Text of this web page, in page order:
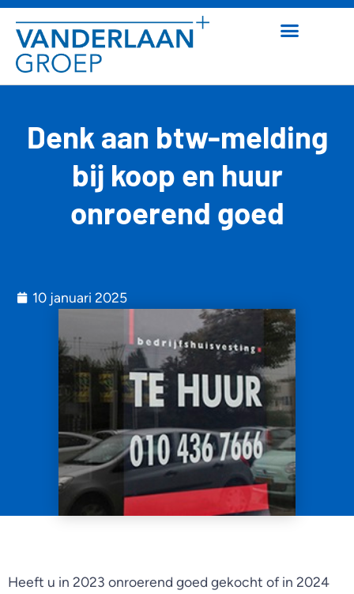
Denk aan btw-melding
bij koop en huur
onroerend goed
10 januari 2025
Heeft u in 2023 onroerend goed gekocht of in 2024